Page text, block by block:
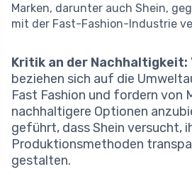
Marken, darunter auch Shein,
mit der Fast-Fashion-Industrie
Kritik an der Nachhaltigkeit:
beziehen sich auf die
Fast Fashion und fordern von
nachhaltigere Optionen
geführt, dass Shein versucht,
Produktionsmethoden
gestalten.